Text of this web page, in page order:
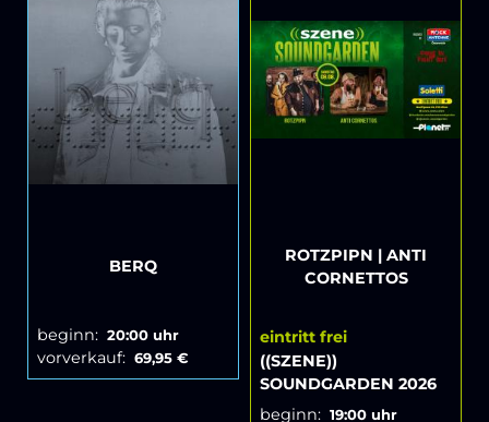
BERQ
beginn: 20:00 uhr
vorverkauf: 69,95 €
ROTZPIPN | ANTI
CORNETTOS
eintritt frei
((SZENE))
SOUNDGARDEN 2026
beginn: 19:00 uhr